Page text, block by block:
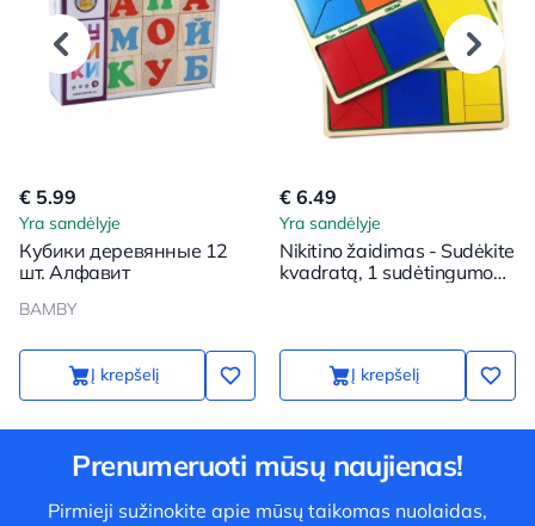
€ 5.99
Yra sandėlyje
Кубики деревянные 12
шт. Алфавит
BAMBY
Į krepšelį
€ 6.49
Yra sandėlyje
Nikitino žaidimas - Sudėkite
kvadratą, 1 sudėtingumo
Į krepšelį
Prenumeruoti mūsų naujienas!
Pirmieji sužinokite apie mūsų taikomas nuolaidas,